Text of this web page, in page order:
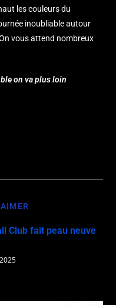
les couleurs du
inoubliable autour
vous attend nombreux
on va plus loin
Club fait peau neuve